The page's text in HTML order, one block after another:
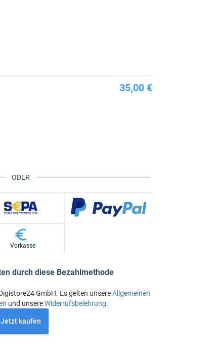
35,00 €
ODER
Vorkasse
durch diese Bezahlmethode
GmbH. Es gelten unsereAllgemeinen
und unsereWiderrufsbelehrung.
Jetzt kaufen